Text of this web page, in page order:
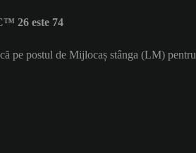
26 este 74
pe postul de Mijlocaș stânga (LM)